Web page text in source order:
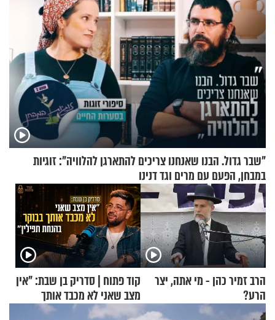
"שבר גדול. הבנו שאנחנו צריכים להתארגן להלוויה": זוגיות
במבחן, הפעם עם מרים וגד דנינו
הרב זמיר כהן - מי אתה, יצר
הרע?
קוד פתוח | סדריק בן שבת: "אין
מצב שאני לא מכבד אותך
בבוקר בהנחת תפילין"